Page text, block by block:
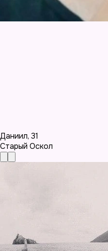
Даниил, 31
Старый Оскол